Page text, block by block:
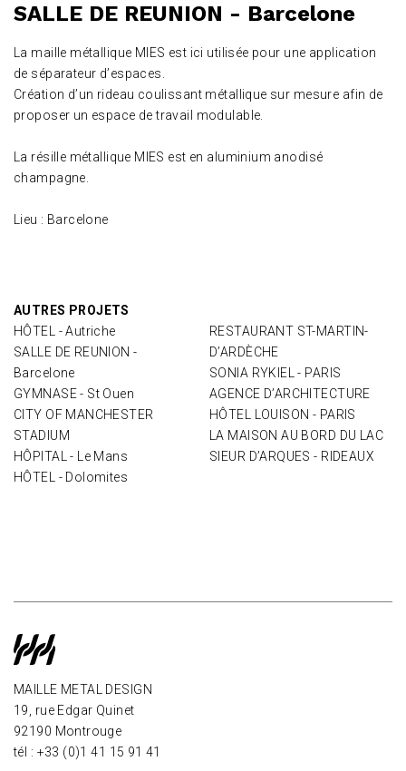
SALLE DE REUNION - Barcelone
La maille métallique MIES est ici utilisée pour une application
de séparateur d’espaces.
Création d’un rideau coulissant métallique sur mesure afin de
proposer un espace de travail modulable.
La résille métallique MIES est en aluminium anodisé
champagne.
Lieu : Barcelone
AUTRES PROJETS
HÔTEL - Autriche
SALLE DE REUNION -
Barcelone
GYMNASE - St Ouen
CITY OF MANCHESTER
STADIUM
HÔPITAL - Le Mans
HÔTEL - Dolomites
RESTAURANT ST-MARTIN-
D’ARDÈCHE
SONIA RYKIEL - PARIS
AGENCE D’ARCHITECTURE
HÔTEL LOUISON - PARIS
LA MAISON AU BORD DU LAC
SIEUR D’ARQUES - RIDEAUX
MAILLE METAL DESIGN
19, rue Edgar Quinet
92190 Montrouge
tél : +33 (0)1 41 15 91 41